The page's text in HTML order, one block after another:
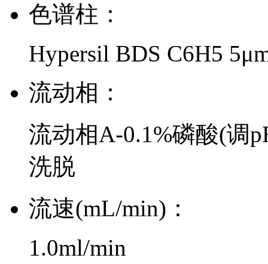
色谱柱：
Hypersil BDS C6H5
流动相：
流动相A-0.1%磷酸(调
洗脱
流速(mL/min)：
1.0ml/min